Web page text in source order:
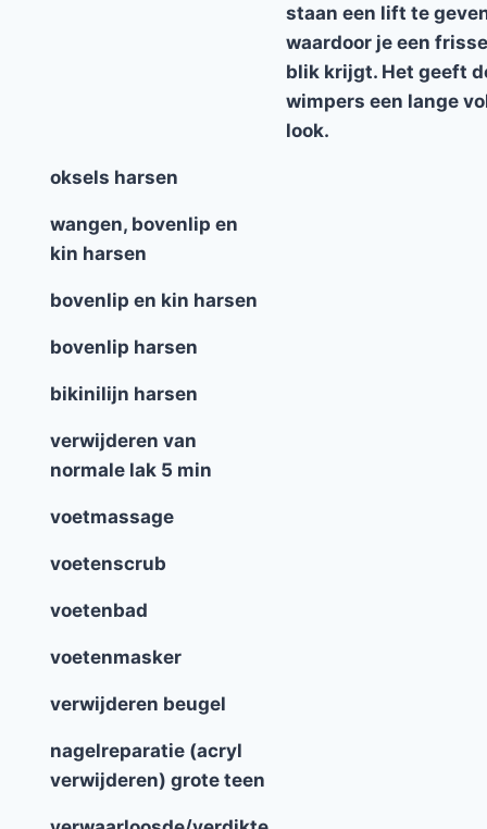
staan een lift te
waardoor je een
blik krijgt. Het geeft
wimpers een lange
look.
oksels harsen
wangen, bovenlip en
kin harsen
bovenlip en kin harsen
bovenlip harsen
bikinilijn harsen
verwijderen van
normale lak 5 min
voetmassage
voetenscrub
voetenbad
voetenmasker
verwijderen beugel
nagelreparatie (acryl
verwijderen) grote teen